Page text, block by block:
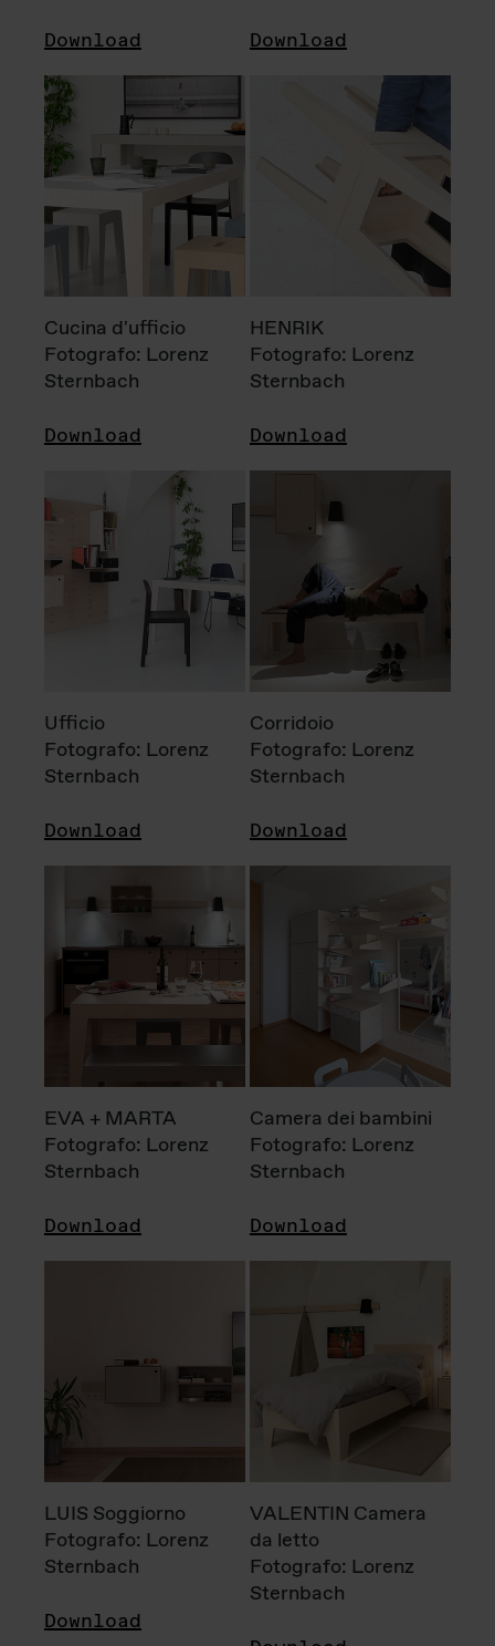
Download Download
Cucina d'ufficio
Fotografo: Lorenz
Sternbach
Download
HENRIK
Fotografo: Lorenz
Sternbach
Download
Ufficio
Fotografo: Lorenz
Sternbach
Download
Corridoio
Fotografo: Lorenz
Sternbach
Download
EVA + MARTA
Fotografo: Lorenz
Sternbach
Download
Camera dei bambini
Fotografo: Lorenz
Sternbach
Download
LUIS Soggiorno
Fotografo: Lorenz
Sternbach
Download
VALENTIN Camera
da letto
Fotografo: Lorenz
Sternbach